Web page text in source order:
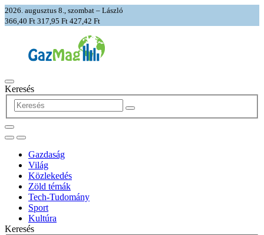
2026. augusztus 8., szombat – László
366,40 Ft 317,95 Ft 427,42 Ft
Keresés
Gazdaság
Világ
Közlekedés
Zöld témák
Tech-Tudomány
Sport
Kultúra
Keresés